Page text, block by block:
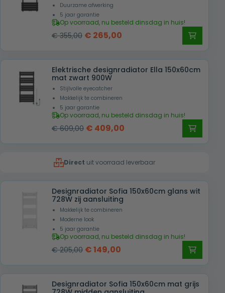
Duurzame afwerking
5 jaar garantie
Op voorraad, nu besteld dinsdag in huis!
€355,00 Oorspronkelijke
was:
€ 355,00.
€ 265,00
is:
€ 265,00.
Elektrische designradiator Ella 150x60cm
mat zwart 900W
Stijlvolle eyecatcher
Makkelijk te combineren
5 jaar garantie
Op voorraad, nu besteld dinsdag in huis!
€609,00 Oorspronkelijke
€ 609,00.
€ 409,00
€ 409,00.
Direct uit voorraad leverbaar
Designradiator Sofia 150x60cm glans wit
728W zij aansluiting
Makkelijk te combineren
Moderne look
5 jaar garantie
Op voorraad, nu besteld dinsdag in huis!
€205,00 Oorspronkelijke
was:
€ 205,00.
€149,00
is:
€ 149,00.
Designradiator Sofia 150x60cm mat grijs